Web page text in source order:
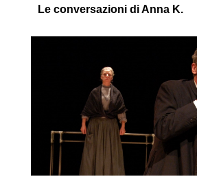
Le conversazioni di Anna K.